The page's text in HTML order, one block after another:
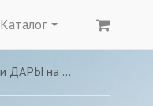
Каталог
№14 Ловушки и ДАРЫ на Пути ДАО и омолаживающая практика "Золотые шары" Владимир ГОЛОТРОПЧУК